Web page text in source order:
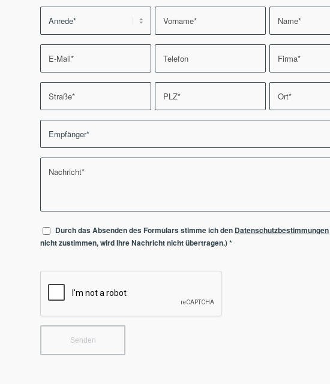
Durch das Absenden des Formulars stimme ich den Datenschutzbestimmungen
nicht zustimmen, wird Ihre Nachricht nicht übertragen.)*